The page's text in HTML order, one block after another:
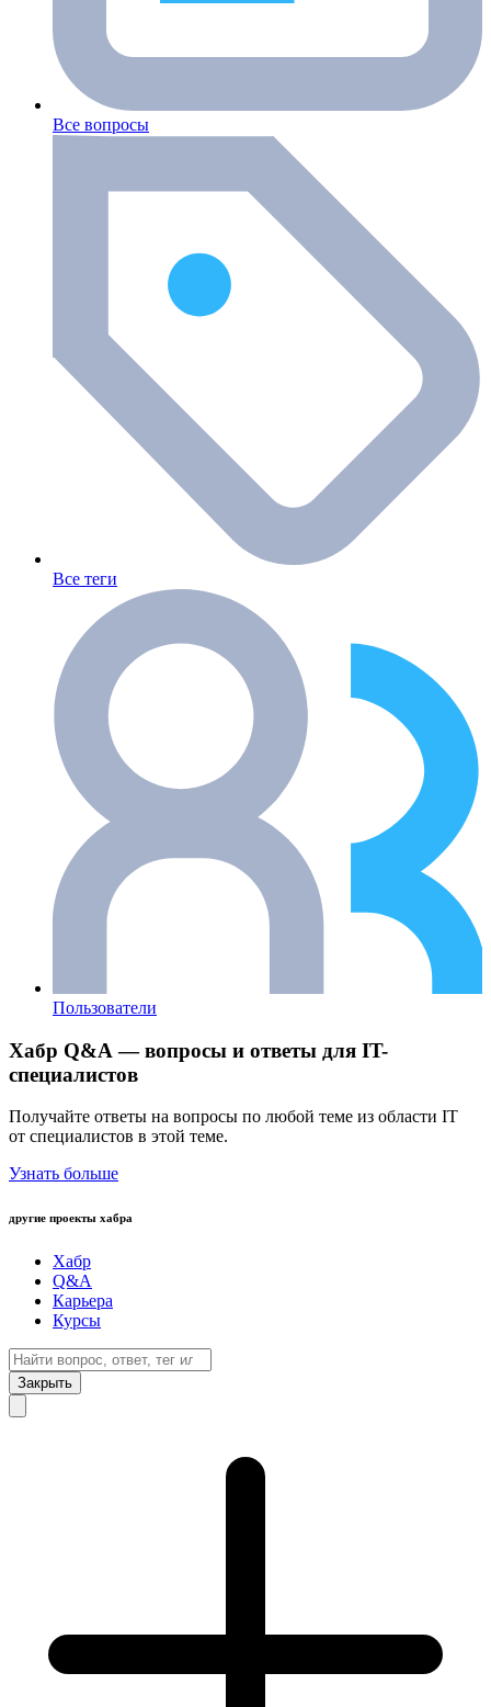
Все вопросы
Все теги
Пользователи
Хабр Q&A — вопросы и ответы для IT-
специалистов
Получайте ответы на вопросы по любой теме из области IT
от специалистов в этой теме.
Узнать больше
другие проекты хабра
Хабр
Q&A
Карьера
Курсы
Закрыть